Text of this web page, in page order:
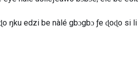
ŋku edzi be nàlé gbɔgbɔ ƒe ɖoɖo si